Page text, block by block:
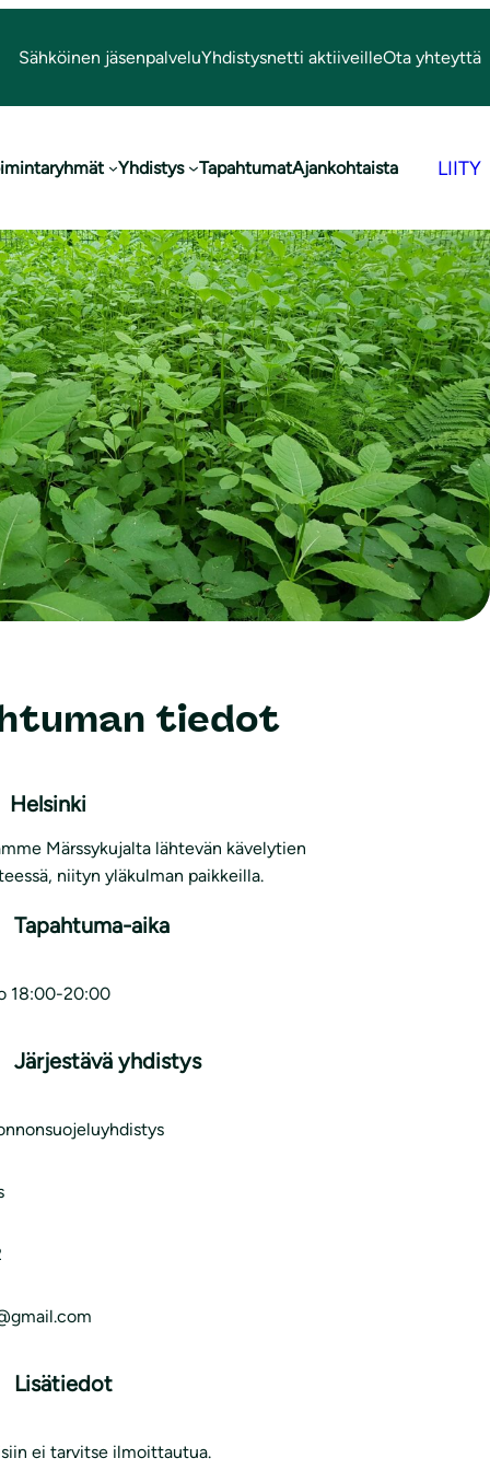
Sähköinen jäsenpalveluYhdistysnetti aktiiveilleOta yhteyttä
Yhdistys TapahtumatAjankohtaista LIITY
tiedot
Helsinki
Märssykujalta lähtevän kävelytien
niityn yläkulman paikkeilla.
Tapahtuma-aika
18:00-20:00
Järjestävä yhdistys
Lisätiedot
ei tarvitse ilmoittautua.